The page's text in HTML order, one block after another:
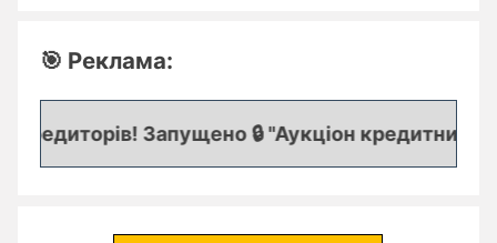
🎯 Реклама:
Запущено 🔒 "Аукціон кредитних